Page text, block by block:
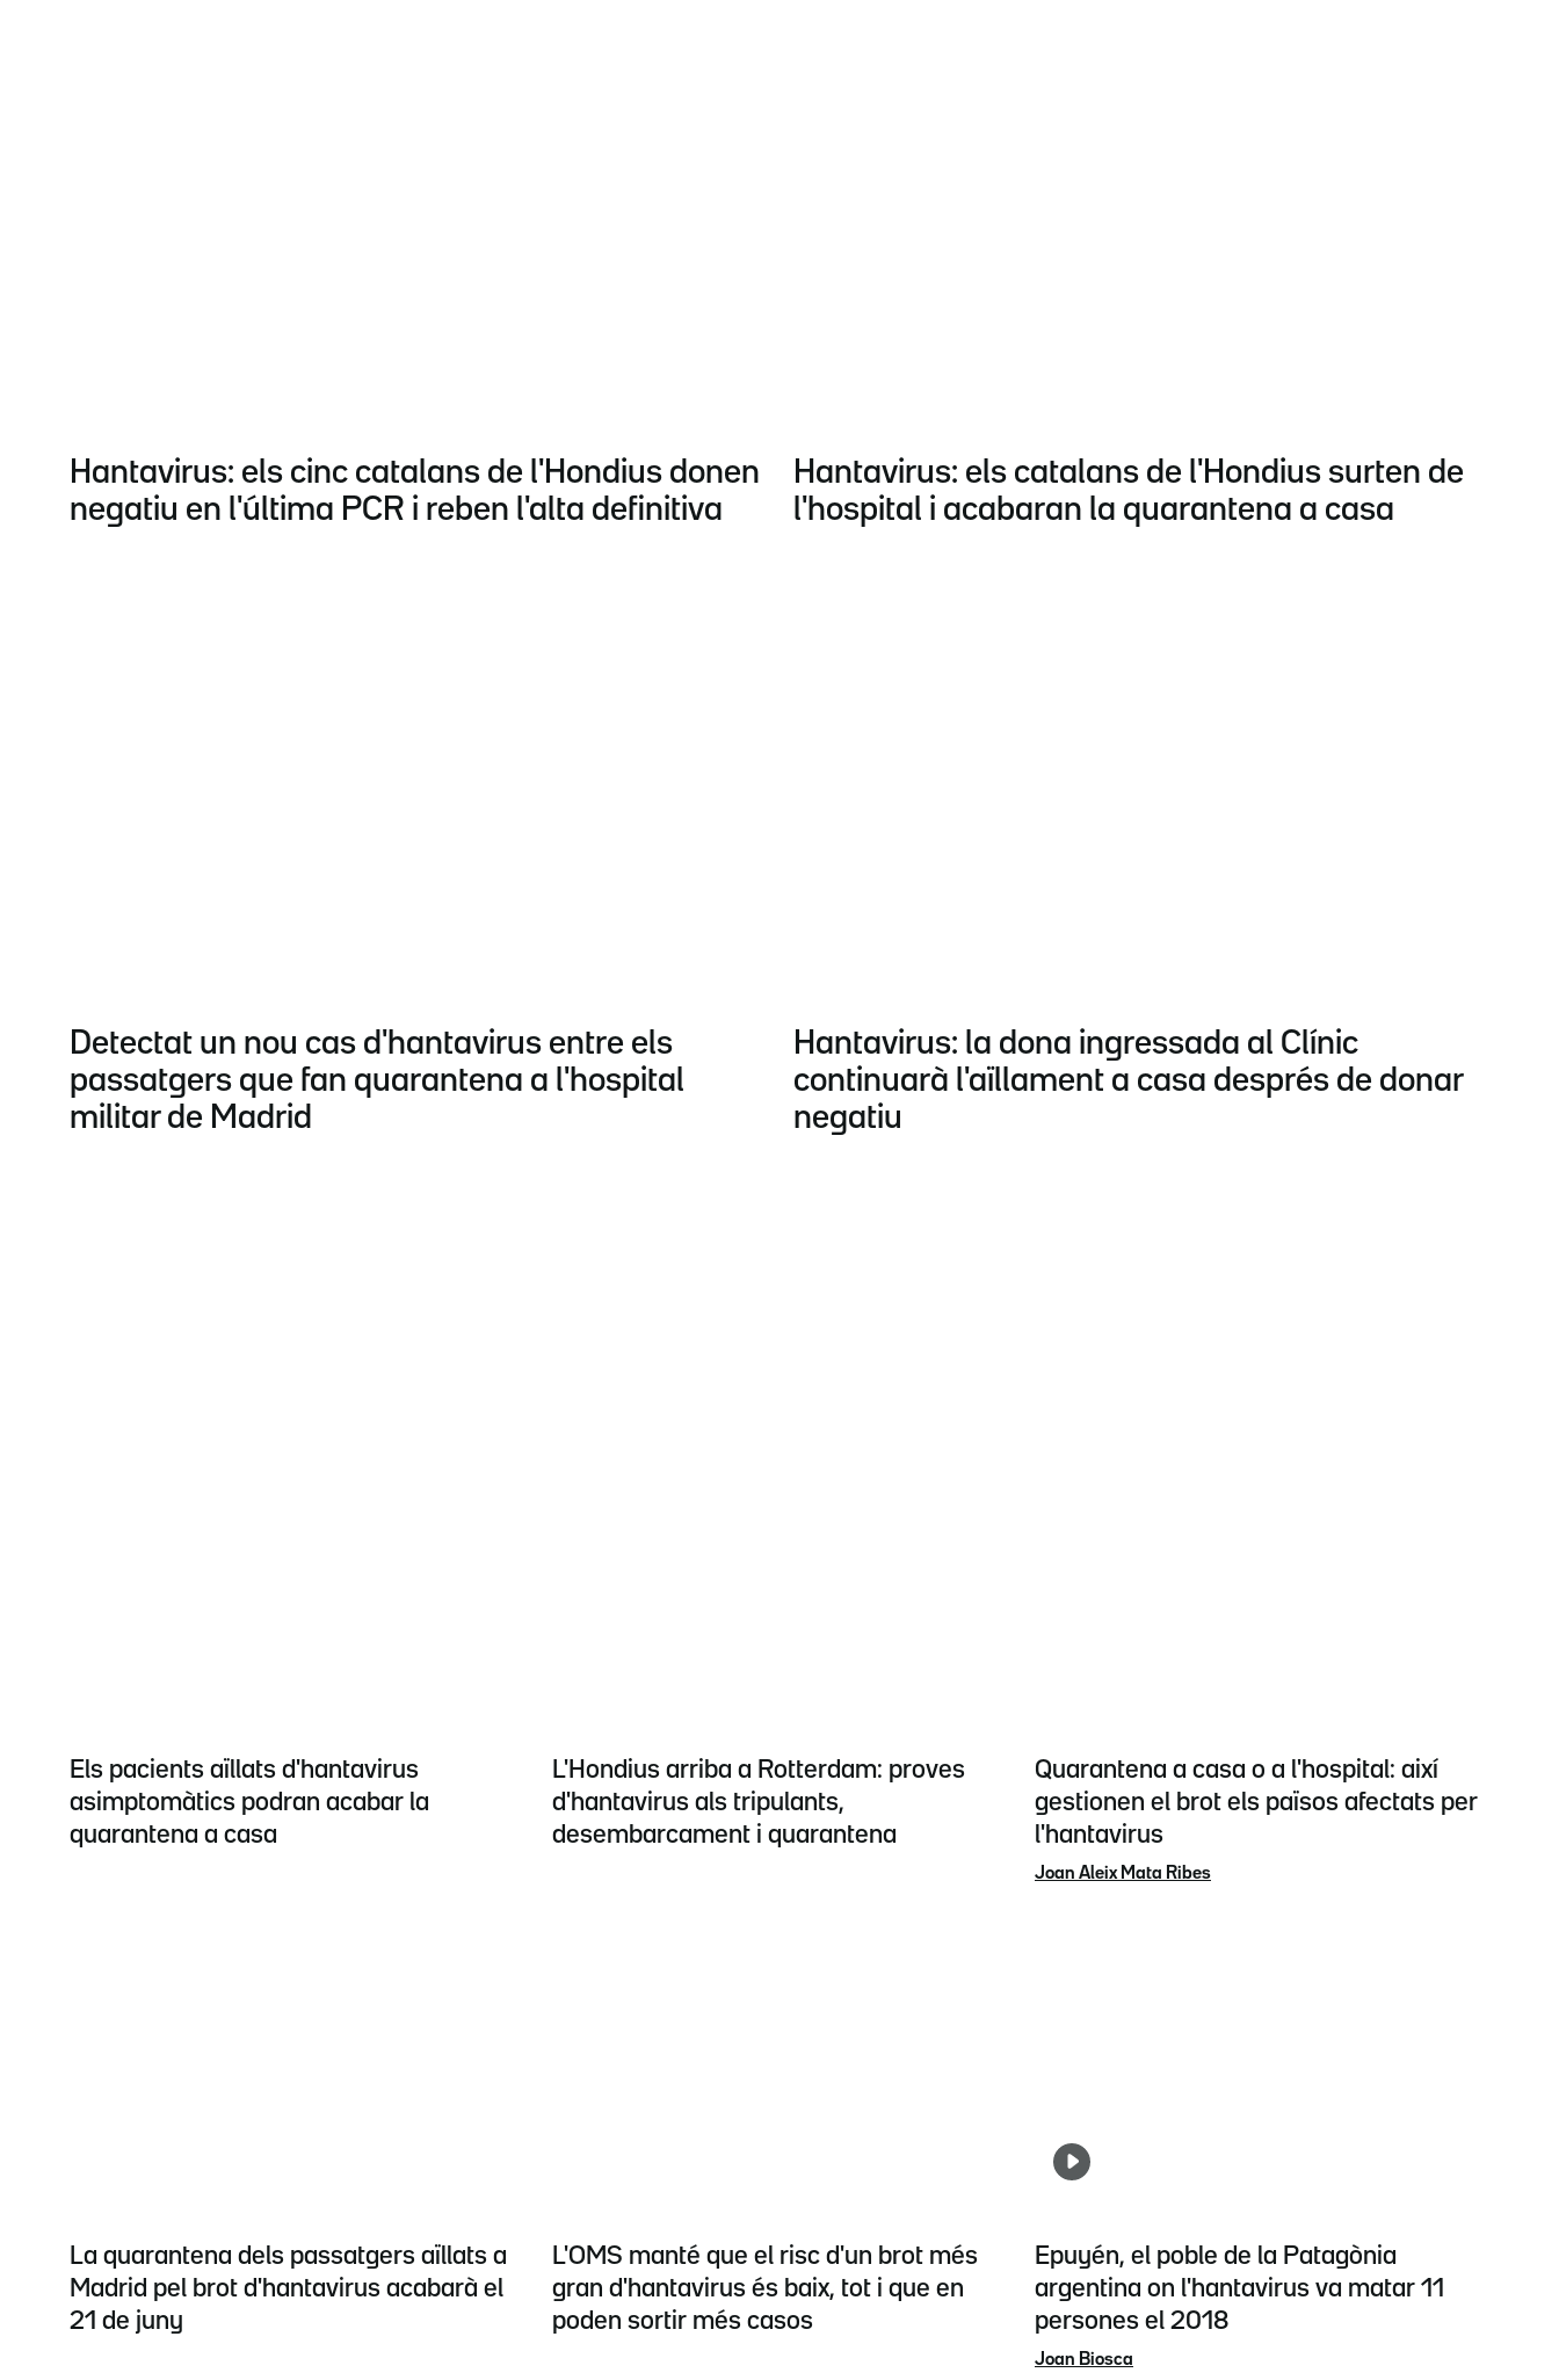
Hantavirus: els cinc catalans de l'Hondius donen
negatiu en l'última PCR i reben l'alta definitiva
Hantavirus: els catalans de l'Hondius surten de
l'hospital i acabaran la quarantena a casa
Detectat un nou cas d'hantavirus entre els
passatgers que fan quarantena a l'hospital
militar de Madrid
Hantavirus: la dona ingressada al Clínic
continuarà l'aïllament a casa després de donar
negatiu
Els pacients aïllats d'hantavirus
asimptomàtics podran acabar la
quarantena a casa
L'Hondius arriba a Rotterdam: proves
d'hantavirus als tripulants,
desembarcament i quarantena
Quarantena a casa o a l'hospital: així
gestionen el brot els països afectats per
l'hantavirus
Joan Aleix Mata Ribes
La quarantena dels passatgers aïllats a
Madrid pel brot d'hantavirus acabarà el
21 de juny
L'OMS manté que el risc d'un brot més
gran d'hantavirus és baix, tot i que en
poden sortir més casos
Epuyén, el poble de la Patagònia
argentina on l'hantavirus va matar 11
persones el 2018
Joan Biosca